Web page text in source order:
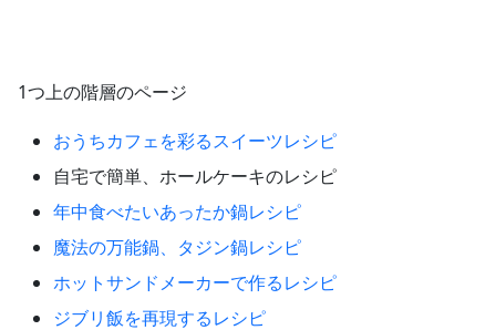
1つ上の階層のページ
おうちカフェを彩るスイーツレシピ
自宅で簡単、ホールケーキのレシピ
年中食べたいあったか鍋レシピ
魔法の万能鍋、タジン鍋レシピ
ホットサンドメーカーで作るレシピ
ジブリ飯を再現するレシピ